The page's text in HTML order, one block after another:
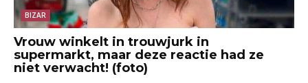
BIZAR
Vrouw winkelt in trouwjurk in
supermarkt, maar deze reactie had ze
niet verwacht! (foto)